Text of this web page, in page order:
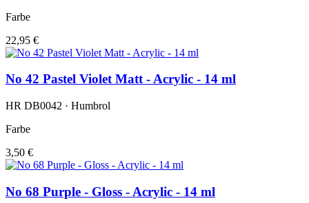
Farbe
22,95 €
No 42 Pastel Violet Matt - Acrylic - 14 ml
HR DB0042 · Humbrol
Farbe
3,50 €
No 68 Purple - Gloss - Acrylic - 14 ml